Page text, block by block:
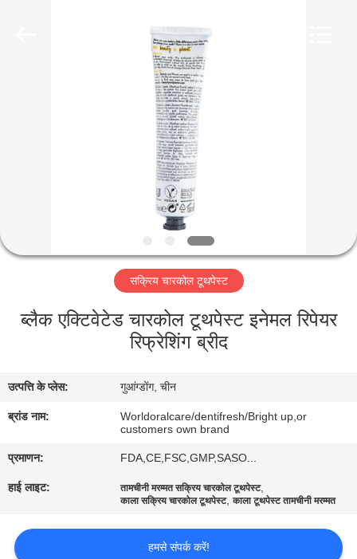
हमारे
बारे
गुणवत्ता
नियंत्रण
संपर्क
करें
सक्रिय चारकोल टूथपेस्ट
ब्लैक एक्टिवेटेड चारकोल टूथपेस्ट इनेमल रिपेयर
रिफ्रेशिंग ब्रीद
उत्पत्ति के प्लेस: गुआंग्डोंग, चीन
ब्रांड नाम:
Worldoralcare/dentifresh/Bright up,or
customers own brand
प्रमाणन: FDA,CE,FSC,GMP,SASO...
हाई लाइट: तामचीनी मरम्मत सक्रिय चारकोल टूथपेस्ट,
काला सक्रिय चारकोल टूथपेस्ट,काला टूथपेस्ट तामचीनी मरम्मत
हमसे संपर्क करें!